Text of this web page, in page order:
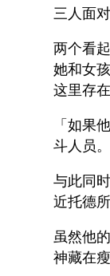
三人面
两个看
她和女
这里存
「如果
斗人员。
与此同
近托德
虽然他
神藏在